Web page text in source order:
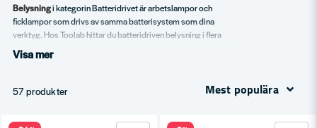
Belysningi kategorin Batteridrivet är arbetslampor och
ficklampor som drivs av samma batterisystem som dina
verktyg. Hos Toolab hittar du batteridriven belysning i flera
utföranden.
Arbetslampor på batteri.
Visa mer
57 produkter Mest populära